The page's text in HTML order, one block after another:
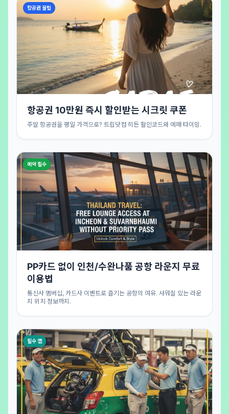
항공권 꿀팁
항공권 10만원 즉시 할인받는 시크릿 쿠폰
주말 항공권을 평일 가격으로? 트립닷컴 히든 할인코드와 예매 타이밍.
예약 필수
PP카드 없이 인천/수완나품 공항 라운지 무료
이용법
통신사 멤버십, 카드사 이벤트로 즐기는 공항의 여유. 샤워실 있는 라운
지 위치 정보까지.
필수 앱